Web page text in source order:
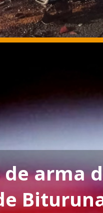
de arma